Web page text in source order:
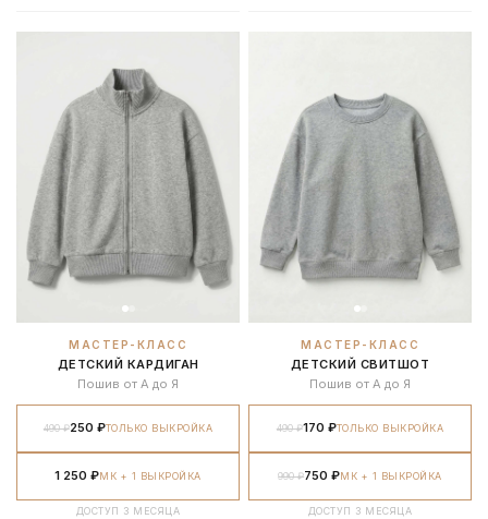
МАСТЕР-КЛАСС
ДЕТСКИЙ КАРДИГАН
Пошив от А до Я
490 ₽250 ₽ТОЛЬКО ВЫКРОЙКА
1 250 ₽МК + 1 ВЫКРОЙКА
ДОСТУП 3 МЕСЯЦА
МАСТЕР-КЛАСС
ДЕТСКИЙ СВИТШОТ
Пошив от А до Я
490 ₽170 ₽ТОЛЬКО ВЫКРОЙКА
990 ₽750 ₽МК + 1 ВЫКРОЙКА
ДОСТУП 3 МЕСЯЦА